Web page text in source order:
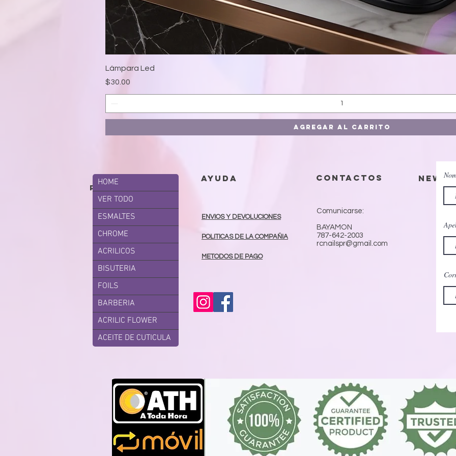
Lámpara Led
Precio
$30.00
Agregar al carrito
productos
HOME
VER TODO
ESMALTES
CHROME
ACRILICOS
BISUTERIA
FOILS
BARBERIA
ACRILIC FLOWER
ACEITE DE CUTICULA
ayuda
ENVIOS Y DEVOLUCIONES
POLITICAS DE LA COMPAÑIA
METODOS DE PAGO
contactos
Comunicarse:
BAYAMON
787-642-2003
rcnailspr@gmail.com